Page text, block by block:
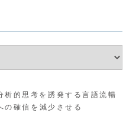
析的思考を誘発する言語流暢
の確信を減少させる